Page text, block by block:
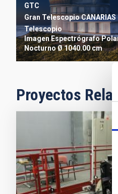
GTC
Gran Telescopio CANARIAS
Telescopio
Imagen Espectrógrafo
NocturnoØ 1040.00 cm
Proyectos